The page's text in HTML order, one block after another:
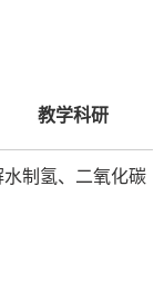
教学科研
制氢、二氧化碳